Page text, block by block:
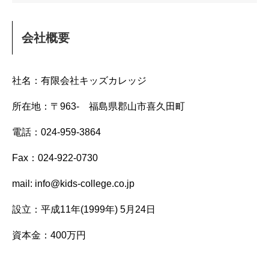
会社概要
社名：有限会社キッズカレッジ
所在地：〒963- 福島県郡山市喜久田町
電話：024-959-3864
Fax：024-922-0730
mail: info@kids-college.co.jp
設立：平成11年(1999年) 5月24日
資本金：400万円